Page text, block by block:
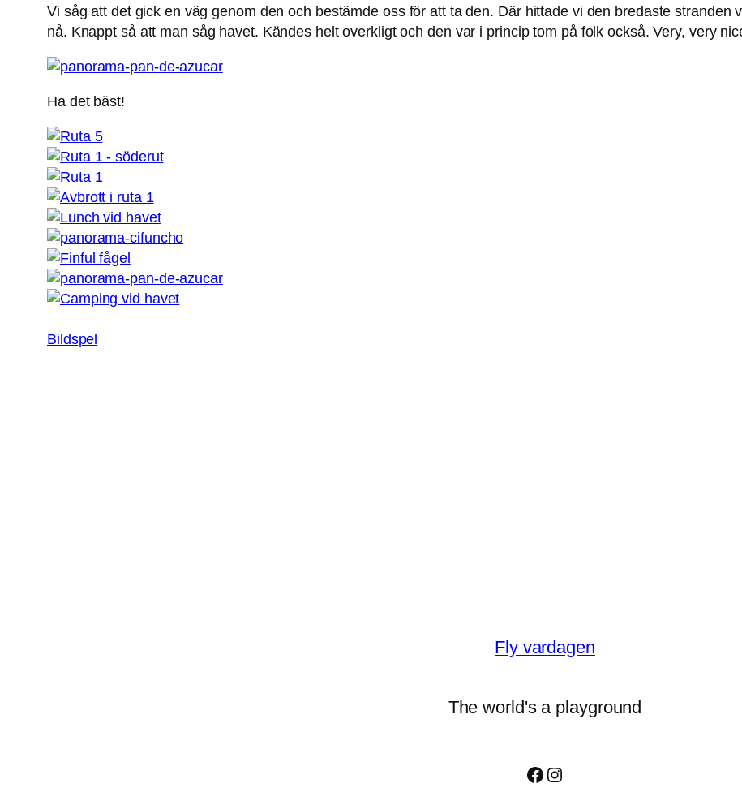
Vi såg att det gick en väg genom den och bestämde oss för att ta den. Där hittade vi den bredaste stranden
nå. Knappt så att man såg havet. Kändes helt overkligt och den var i princip tom på folk också. Very, very
Ha det bäst!
Bildspel
Fly vardagen
The world's a playground
Facebook
Instagram